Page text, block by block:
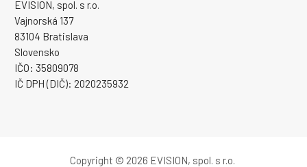
EVISION, spol. s r.o.
Vajnorská 137
83104 Bratislava
Slovensko
IČO: 35809078
IČ DPH (DIČ): 2020235932
Copyright © 2026 EVISION, spol. s r.o.